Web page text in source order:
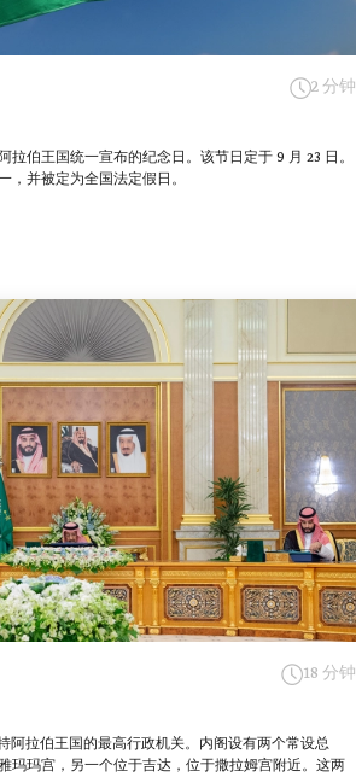
2 分钟
拉伯王国统一宣布的纪念日。该节日定于 9 月 23 日。
，并被定为全国法定假日。
18 分钟
阿拉伯王国的最高行政机关。内阁设有两个常设总
玛玛宫，另一个位于吉达，位于撒拉姆宫附近。这两